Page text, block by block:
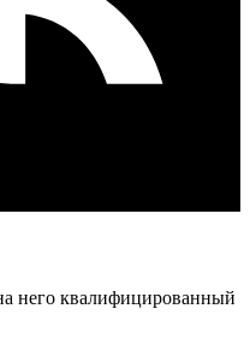
него квалифицированный